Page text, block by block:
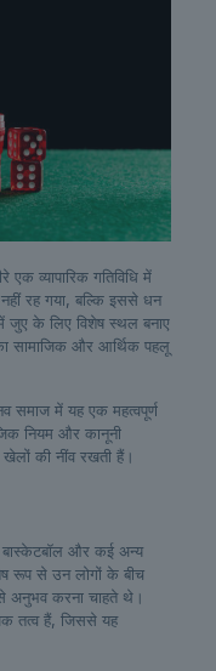
व्यापारिक गतिविधि में
रह गया, बल्कि इससे धन
जुए के लिए विशेष स्थल बनाए
सामाजिक और आर्थिक पहलू
समाज में यह एक महत्वपूर्ण
नियम और कानूनी
की नींव रखती हैं।
और कई अन्य
रूप से उन लोगों के बीच
अनुभव करना चाहते थे।
तत्व हैं, जिससे यह